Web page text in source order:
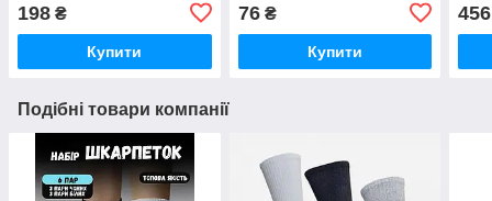
198 ₴
Купити
76₴
Купити
456
Подібні товари компанії